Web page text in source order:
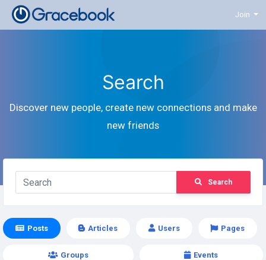
Join
Search
Discover new people, create new connections and make
new friends
Search
Posts Articles Users Pages
Groups Events